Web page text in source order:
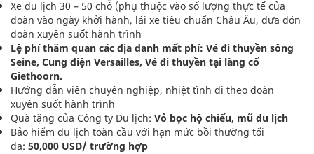
Xe du lịch 30 – 50 chỗ (phụ thuộc vào số lượng thực tế của
đoàn vào ngày khởi hành, lái xe tiêu chuẩn Châu Âu, đưa đón
đoàn xuyên suốt hành trình
Lệ phí thăm quan các địa danh mất phí: Vé đi thuyền sông
Seine, Cung điện Versailles, Vé đi thuyền tại làng cổ
Giethoorn.
Hướng dẫn viên chuyên nghiệp, nhiệt tình đi theo đoàn
xuyên suốt hành trình
Quà tặng của Công ty Du lịch: Vỏ bọc hộ chiếu, mũ du lịch
Bảo hiểm du lịch toàn cầu với hạn mức bồi thường tối
đa: 50,000 USD/ trường hợp